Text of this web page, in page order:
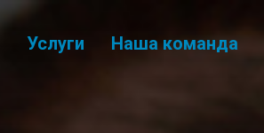
Услуги Наша команда